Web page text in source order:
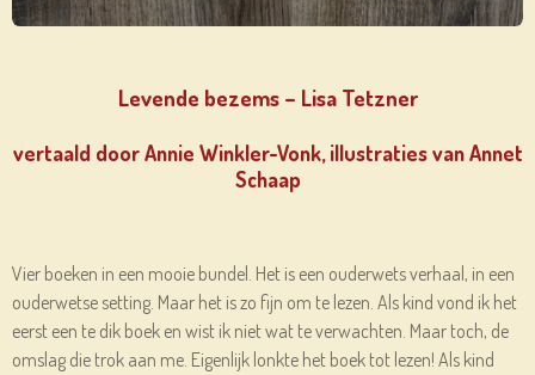
Levende bezems – Lisa Tetzner
vertaald door Annie Winkler-Vonk, illustraties van Annet
Schaap
Vier boeken in een mooie bundel. Het is een ouderwets verhaal, in een
ouderwetse setting. Maar het is zo fijn om te lezen. Als kind vond ik het
eerst een te dik boek en wist ik niet wat te verwachten. Maar toch, de
omslag die trok aan me. Eigenlijk lonkte het boek tot lezen! Als kind